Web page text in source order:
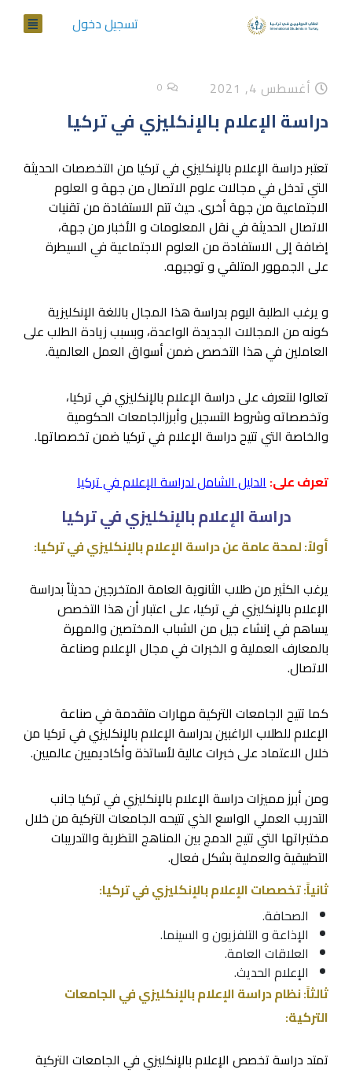
تسجيل دخول
أغسطس 4, 2021 0
دراسة الإعلام بالإنكليزي في تركيا
تعتبر دراسة الإعلام بالإنكليزي في تركيا من التخصصات الحديثة
التي تدخل في مجالات علوم الاتصال من جهة و العلوم
الاجتماعية من جهة أخرى. حيث تتم الاستفادة من تقنيات
الاتصال الحديثة في نقل المعلومات و الأخبار من جهة،
إضافة إلى الاستفادة من العلوم الاجتماعية في السيطرة
على الجمهور المتلقي و توجيهه.
و يرغب الطلبة اليوم بدراسة هذا المجال باللغة الإنكليزية
كونه من المجالات الجديدة الواعدة، وبسبب زيادة الطلب على
العاملين في هذا التخصص ضمن أسواق العمل العالمية.
تعالوا لنتعرف على دراسة الإعلام بالإنكليزي في تركيا،
وتخصصاته وشروط التسجيل وأبرزالجامعات الحكومية
والخاصة التي تتيح دراسة الإعلام في تركيا ضمن تخصصاتها.
تعرف على:الدليل الشامل لدراسة الإعلام في تركيا
دراسة الإعلام بالإنكليزي في تركيا
أولاً: لمحة عامة عن دراسة الإعلام بالإنكليزي في تركيا:
يرغب الكثير من طلاب الثانوية العامة المتخرجين حديثاً بدراسة
الإعلام بالإنكليزي في تركيا، على اعتبار أن هذا التخصص
يساهم في إنشاء جيل من الشباب المختصين والمهرة
بالمعارف العملية و الخبرات في مجال الإعلام وصناعة
الاتصال.
كما تتيح الجامعات التركية مهارات متقدمة في صناعة
الإعلام للطلاب الراغبين بدراسة الإعلام بالإنكليزي في تركيا من
خلال الاعتماد على خبرات عالية لأساتذة وأكاديميين عالميين.
ومن أبرز مميزات دراسة الإعلام بالإنكليزي في تركيا جانب
التدريب العملي الواسع الذي تتيحه الجامعات التركية من خلال
مختبراتها التي تتيح الدمج بين المناهج التظرية والتدريبات
التطبيقية والعملية بشكل فعال.
ثانياً: تخصصات الإعلام بالإنكليزي في تركيا:
الصحافة.
الإذاعة و التلفزيون و السينما.
العلاقات العامة.
الإعلام الحديث.
ثالثاً: نظام دراسة الإعلام بالإنكليزي في الجامعات
التركية:
تمتد دراسة تخصص الإعلام بالإنكليزي في الجامعات التركية